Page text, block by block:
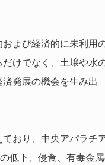
よび経済的に未利用
けでなく、土壌や水
発展の機会を生み出
おり、中央アパラチ
低下、侵食、有毒金